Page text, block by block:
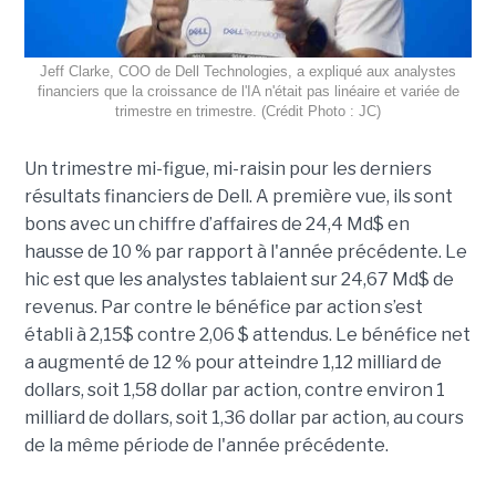
Jeff Clarke, COO de Dell Technologies, a expliqué aux analystes
financiers que la croissance de l'IA n'était pas linéaire et variée de
trimestre en trimestre. (Crédit Photo : JC)
Un trimestre mi-figue, mi-raisin pour les derniers
résultats financiers de Dell. A première vue, ils sont
bons avec un chiffre d’affaires de 24,4 Md$ en
hausse de 10 % par rapport à l'année précédente. Le
hic est que les analystes tablaient sur 24,67 Md$ de
revenus. Par contre le bénéfice par action s’est
établi à 2,15$ contre 2,06 $ attendus. Le bénéfice net
a augmenté de 12 % pour atteindre 1,12 milliard de
dollars, soit 1,58 dollar par action, contre environ 1
milliard de dollars, soit 1,36 dollar par action, au cours
de la même période de l'année précédente.